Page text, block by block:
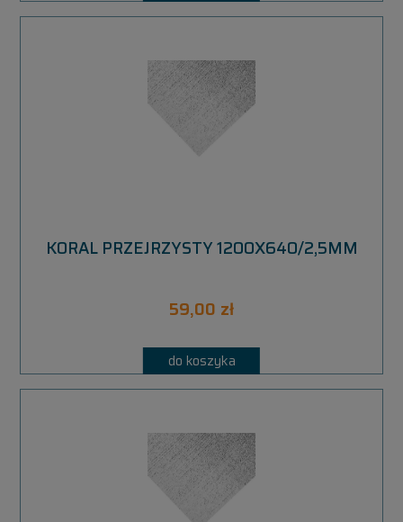
KORAL PRZEJRZYSTY 1200X640/2,5MM
59,00 zł
do koszyka